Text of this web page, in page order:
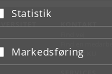
Acceptér eller afslå
Statistik
Acceptér eller afslå
Markedsføring
KONTAKT
Kontakt KU